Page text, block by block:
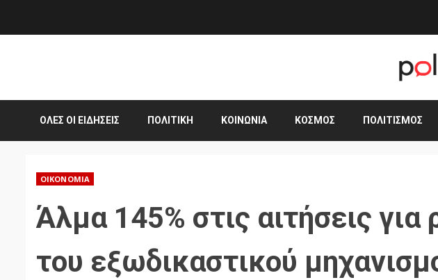
ΌΛΕΣ ΟΙ ΕΙΔΉΣΕΙΣ ΠΟΛΙΤΙΚΉ ΚΟΙΝΩΝΊΑ ΚΌΣΜΟΣ ΠΟΛΙΤΙΣΜΌΣ
ΟΙΚΟΝΟΜΊΑ
Άλμα 145% στις αιτήσεις
του εξωδικαστικού